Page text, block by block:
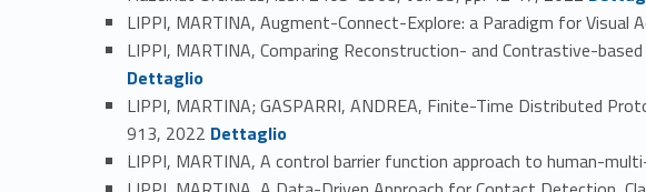
LIPPI, MARTINA, Augment-Connect-Explore: a Paradigm for
LIPPI, MARTINA, Comparing Reconstruction- and Contrastive-
Dettaglio
LIPPI, MARTINA; GASPARRI, ANDREA, Finite-Time Distributed
913, 2022 Link identifier #identifier_person_176463-38
Dettaglio
LIPPI, MARTINA, A control barrier function approach to human-